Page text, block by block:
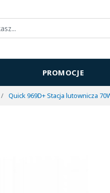
PROMOCJE
Quick 969D+ Stacja lutownicza